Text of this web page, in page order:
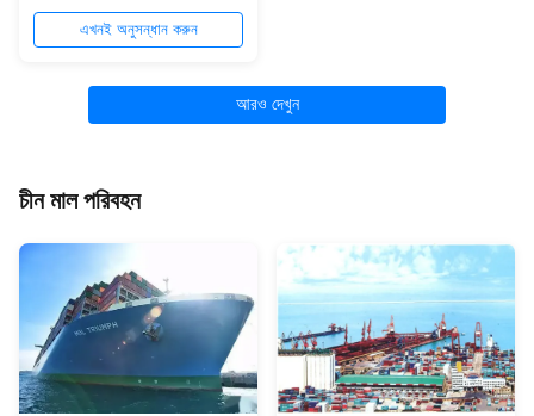
এখনই অনুসন্ধান করুন
আরও দেখুন
চীন মাল পরিবহন